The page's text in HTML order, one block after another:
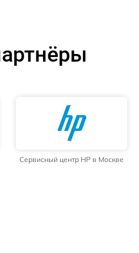
Сервисный центр HP в Москве